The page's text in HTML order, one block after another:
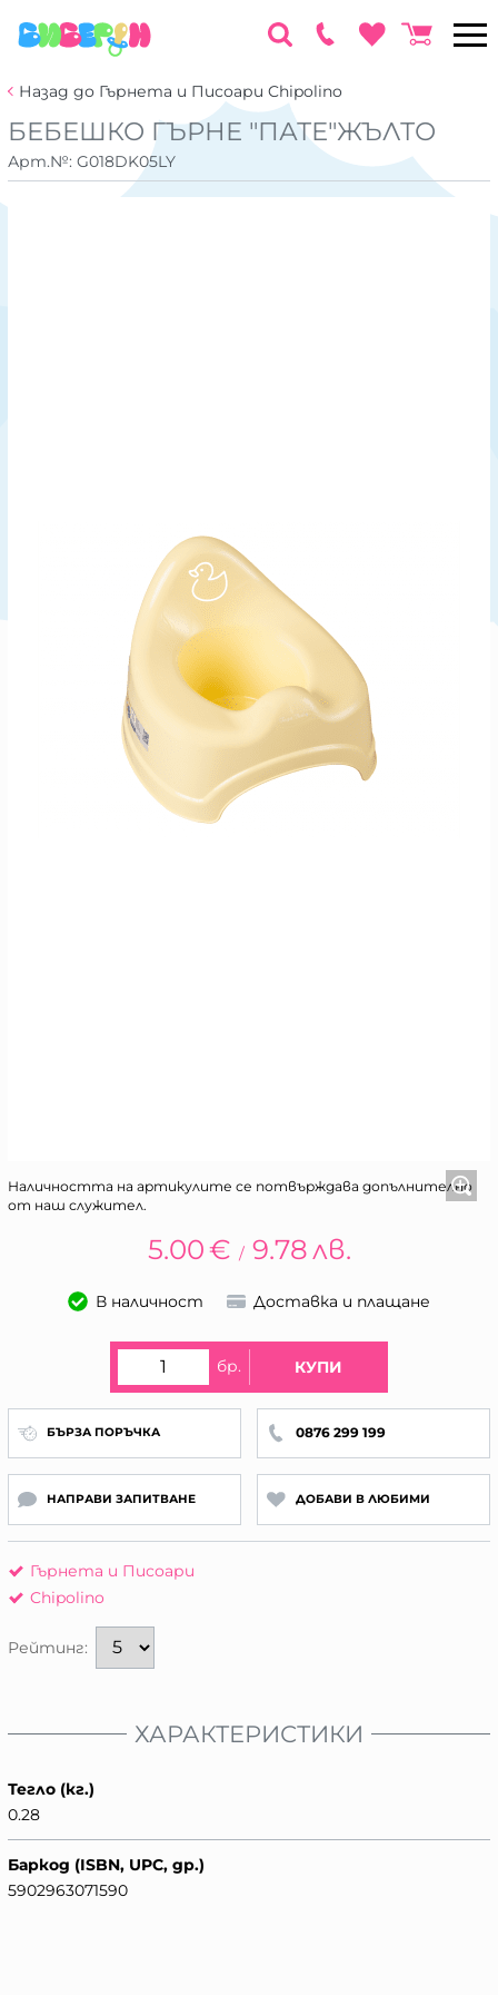
Назад до Гърнета и Писоари Chipolino
БЕБЕШКО ГЪРНЕ "ПАТЕ"ЖЪЛТО
Арт.№: G018DK05LY
Наличността на артикулите се потвърждава допълнително
от наш служител.
5.00€ / 9.78лв.
В наличност Доставка и плащане
бр. КУПИ
БЪРЗА ПОРЪЧКА 0876 299 199
НАПРАВИ ЗАПИТВАНЕ ДОБАВИ В ЛЮБИМИ
Гърнета и Писоари
Chipolino
Рейтинг:
ХАРАКТЕРИСТИКИ
Тегло (кг.)
0.28
Баркод (ISBN, UPC, др.)
5902963071590